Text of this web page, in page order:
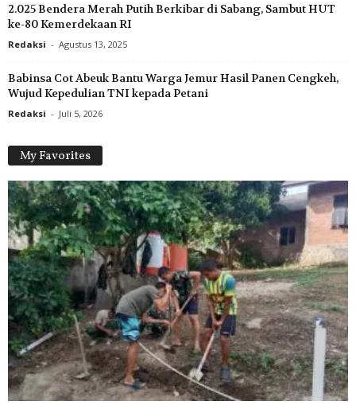
2.025 Bendera Merah Putih Berkibar di Sabang, Sambut HUT
ke-80 Kemerdekaan RI
Redaksi - Agustus 13, 2025
Babinsa Cot Abeuk Bantu Warga Jemur Hasil Panen Cengkeh,
Wujud Kepedulian TNI kepada Petani
Redaksi - Juli 5, 2026
My Favorites